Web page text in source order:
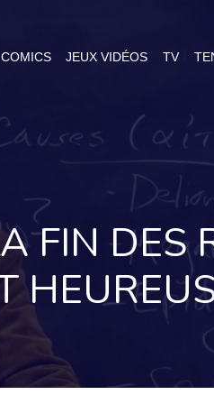
COMICS JEUX VIDÉOS TV
FIN DES